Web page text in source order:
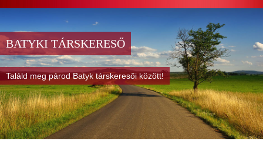
BATYKI TÁRSKERESŐ
Találd meg párod Batyk társkeresői között!